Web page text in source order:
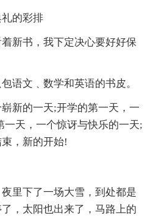
的彩排
新书，我下定决心要好好保
语文﹑数学和英语的书皮。
新的一天;开学的第一天，一
一天，一个惊讶与快乐的一天;
，新的开始!
里下了一场大雪，到处都是
，太阳也出来了，马路上的